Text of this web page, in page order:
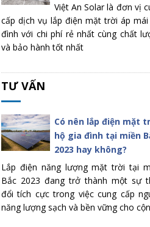
Việt An Solar là đơn vị
cấp dịch vụ lắp điện mặt trời áp mái
đình với chi phí rẻ nhất cùng chất
và bảo hành tốt nhất
TƯ VẤN
Có nên lắp điện mặt
hộ gia đình tại miền
2023 hay không?
Lắp điện năng lượng mặt trời tại
Bắc 2023 đang trở thành một sự
đổi tích cực trong việc cung cấp
năng lượng sạch và bền vững cho